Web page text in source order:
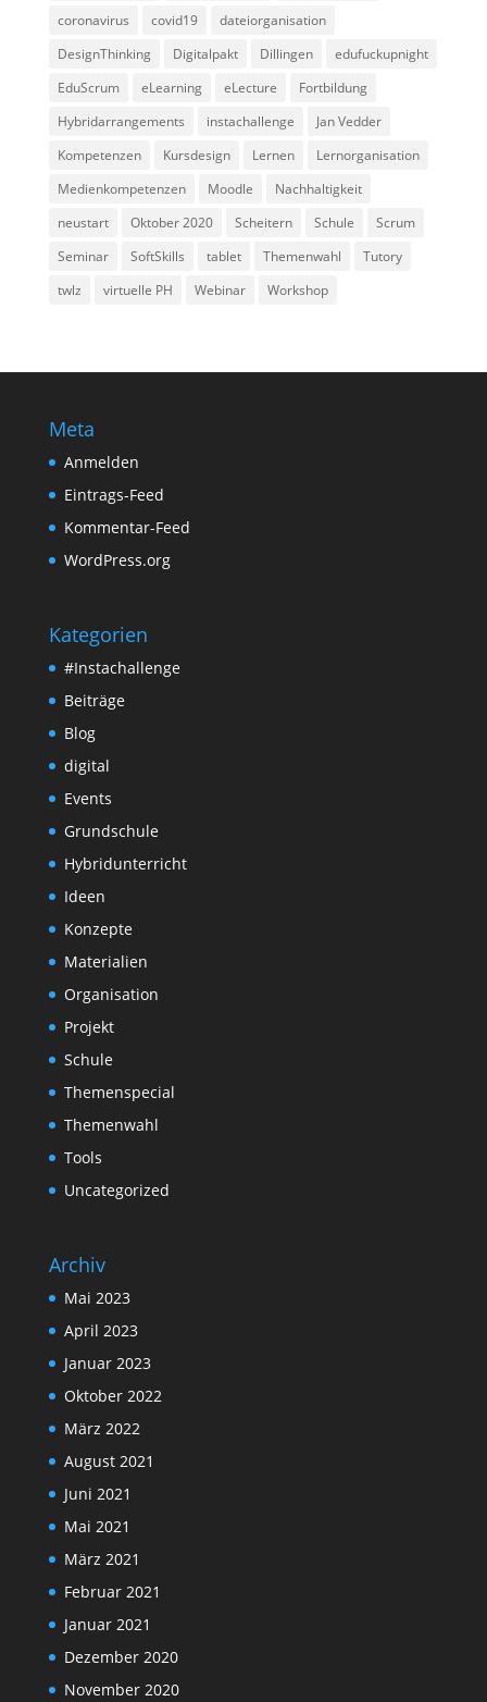
coronavirus covid19
dateiorganisation
DesignThinking
Digitalpakt Dillingen
edufuckupnight
EduScrum
eLearning eLecture
Fortbildung
Hybridarrangements
instachallenge
Jan Vedder
Kompetenzen
Kursdesign Lernen
Lernorganisation
Medienkompetenzen
Moodle
Nachhaltigkeit
neustart
Oktober 2020 Scheitern Schule
Scrum
Seminar
SoftSkills tablet Themenwahl
Tutory
twlz
virtuelle PH Webinar Workshop
Meta
Anmelden
Eintrags-Feed
Kommentar-Feed
WordPress.org
Kategorien
#Instachallenge
Beiträge
Blog
digital
Events
Grundschule
Hybridunterricht
Ideen
Konzepte
Materialien
Organisation
Projekt
Schule
Themenspecial
Themenwahl
Tools
Uncategorized
Archiv
Mai 2023
April 2023
Januar 2023
Oktober 2022
März 2022
August 2021
Juni 2021
Mai 2021
März 2021
Februar 2021
Januar 2021
Dezember 2020
November 2020